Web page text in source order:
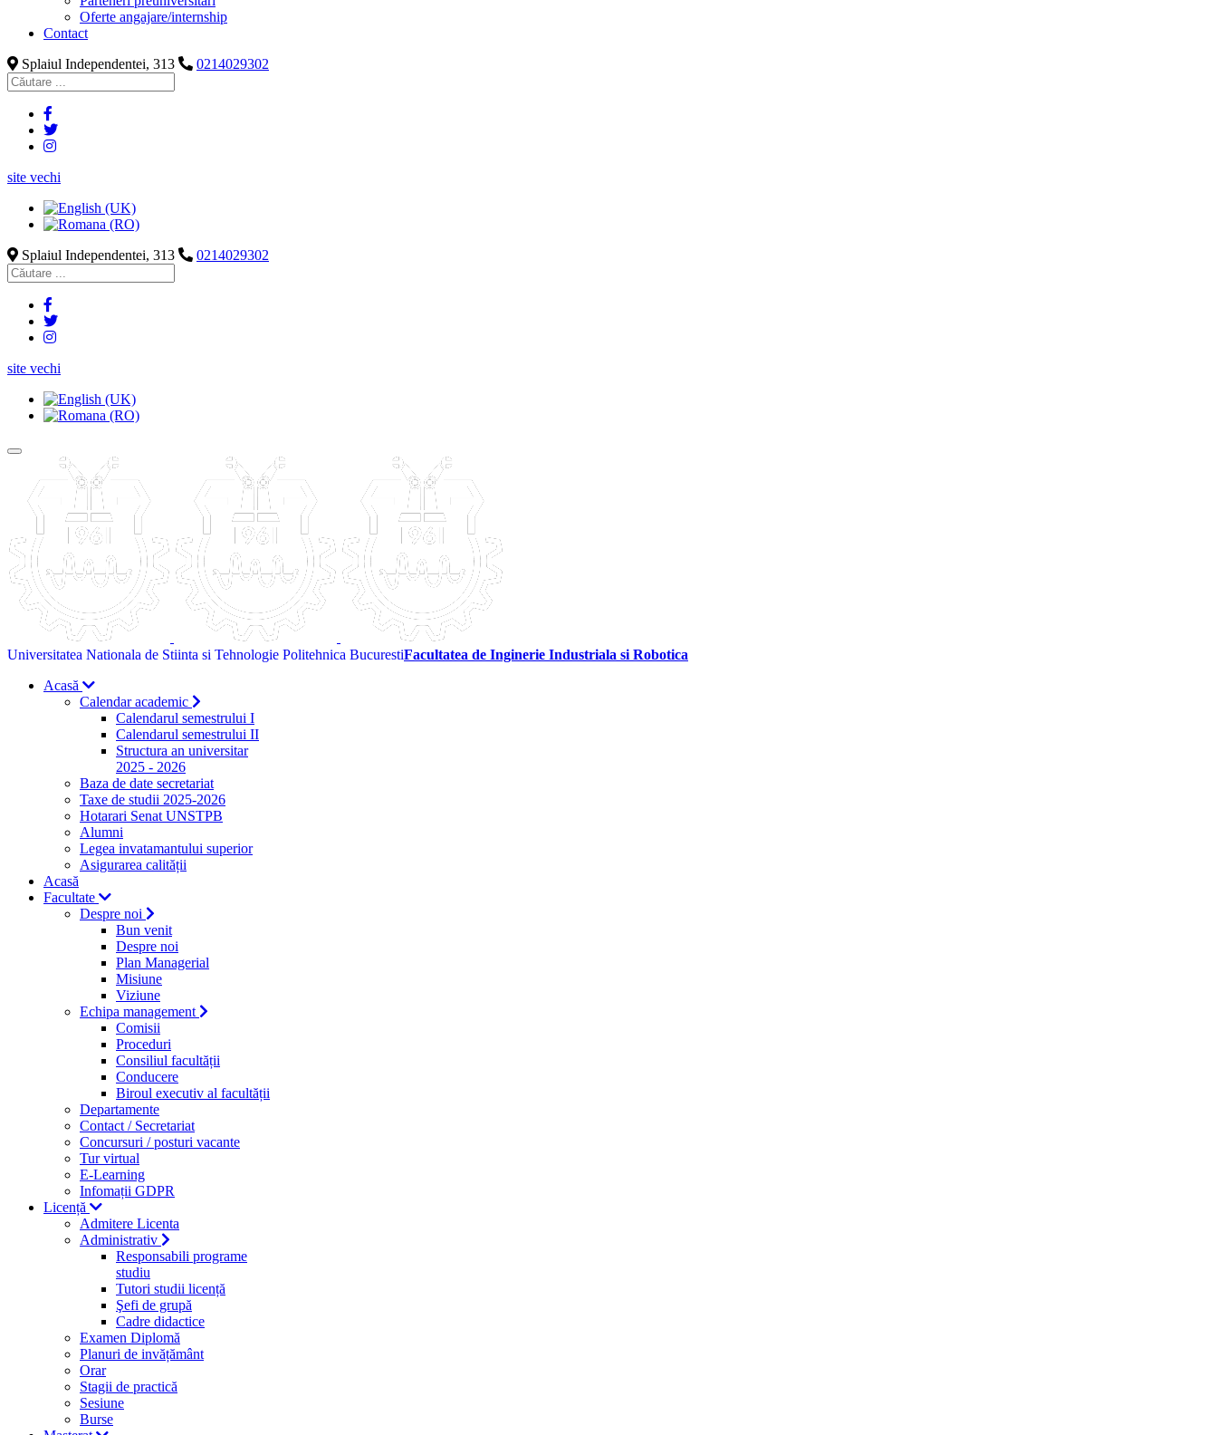
Oferte angajare/internship
Contact
Splaiul Independentei, 313
0214029302
site vechi
Splaiul Independentei, 313 0214029302
site vechi
Universitatea Nationala de Stiinta si Tehnologie Politehnica BucurestiFacultatea de Inginerie Industriala si Robotica
Acasă
Calendar academic
Calendarul semestrului I
Calendarul semestrului II
Structura an universitar
2025 - 2026
Baza de date secretariat
Taxe de studii 2025-2026
Hotarari Senat UNSTPB
Alumni
Legea invatamantului superior
Asigurarea calității
Acasă
Facultate
Despre noi
Bun venit
Despre noi
Plan Managerial
Misiune
Viziune
Echipa management
Comisii
Proceduri
Consiliul facultății
Conducere
Biroul executiv al facultății
Departamente
Contact / Secretariat
Concursuri / posturi vacante
Tur virtual
E-Learning
Infomații GDPR
Licență
Admitere Licenta
Administrativ
Responsabili programe
studiu
Tutori studii licență
Şefi de grupă
Cadre didactice
Examen Diplomă
Planuri de invățământ
Orar
Stagii de practică
Sesiune
Burse